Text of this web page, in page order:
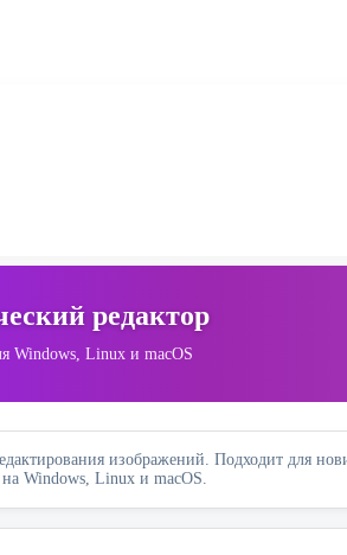
редактор
Windows, Linux и macOS
изображений. Подходит для
Windows, Linux и macOS.